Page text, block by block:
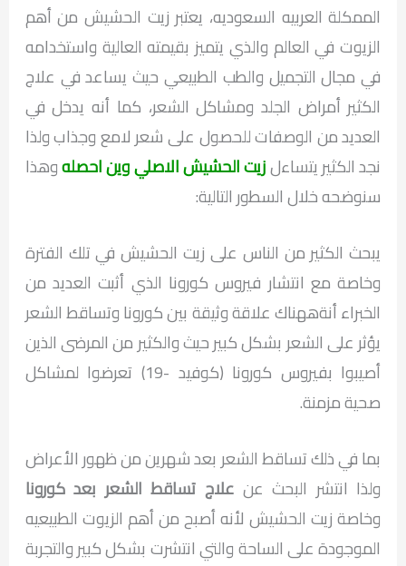
الممكلة العربيه السعوديه، يعتبر زيت الحشيش من أهم
الزيوت في العالم والذي يتميز بقيمته العالية واستخدامه
في مجال التجميل والطب الطبيعي حيث يساعد في علاج
الكثير أمراض الجلد ومشاكل الشعر، كما أنه يدخل في
العديد من الوصفات للحصول على شعر لامع وجذاب ولذا
نجد الكثير يتساءلزيت الحشيش الاصلي وين احصلهوهذا
سنوضحه خلال السطور التالية:
يبحث الكثير من الناس على زيت الحشيش في تلك الفترة
وخاصة مع انتشار فيروس كورونا الذي أثبت العديد من
الخبراء أنةههناك علاقة وثيقة بين كورونا وتساقط الشعر
يؤثر على الشعر بشكل كبير حيث والكثير من المرضى الذين
أصيبوا بفيروس كورونا (كوفيد -19) تعرضوا لمشاكل
صحية مزمنة.
بما في ذلك تساقط الشعر بعد شهرين من ظهور الأعراض
ولذا انتشر البحث عن علاج تساقط الشعر بعد كورونا
وخاصة زيت الحشيش لأنه أصبح من أهم الزيوت الطبيعيه
الموجودة على الساحة والتي انتشرت بشكل كبير والتجربة